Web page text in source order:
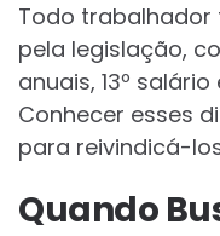
Todo trabalhador
pela legislação,
anuais, 13º
Conhecer esses
para reivindicá-
Quando